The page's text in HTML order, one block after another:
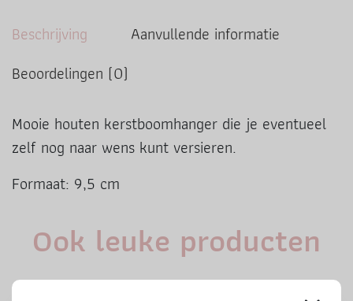
Beschrijving
Aanvullende informatie
Beoordelingen (0)
Mooie houten kerstboomhanger die je eventueel
zelf nog naar wens kunt versieren.
Formaat: 9,5 cm
Ook leuke producten